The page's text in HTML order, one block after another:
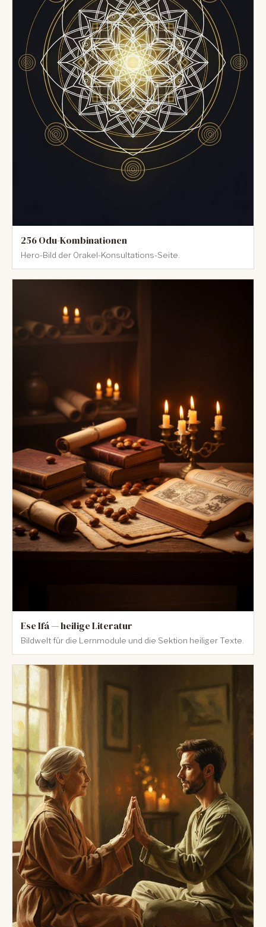
256 Odu-Kombinationen
Hero-Bild der Orakel-Konsultations-Seite.
Ese Ifá — heilige Literatur
Bildwelt für die Lernmodule und die Sektion heiliger Texte.